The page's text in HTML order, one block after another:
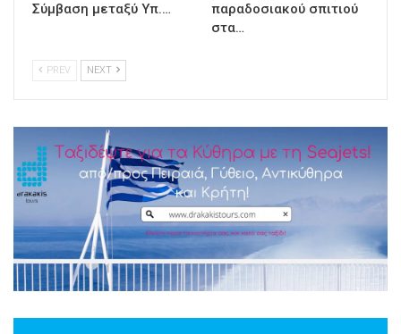
Σύμβαση μεταξύ Υπ.…
παραδοσιακού σπιτιού
στα…
PREV NEXT